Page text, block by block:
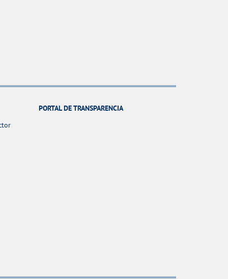
PORTAL DE TRANSPARENCIA